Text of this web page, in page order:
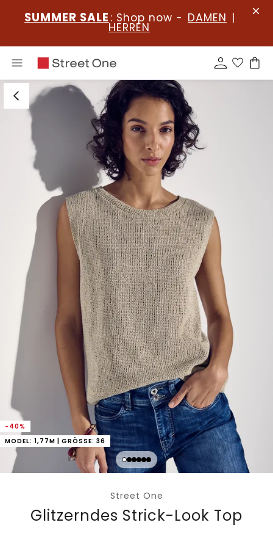
SUMMER SALE : Shop now - DAMEN |
HERREN
-40%
MODEL: 1,77M | GRÖSSE: 36
Street One
Glitzerndes Strick-Look Top